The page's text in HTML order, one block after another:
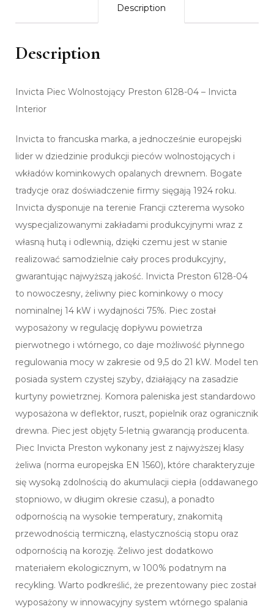
Description
Description
Invicta Piec Wolnostojący Preston 6128-04 – Invicta
Interior
Invicta to francuska marka, a jednocześnie europejski
lider w dziedzinie produkcji pieców wolnostojących i
wkładów kominkowych opalanych drewnem. Bogate
tradycje oraz doświadczenie firmy sięgają 1924 roku.
Invicta dysponuje na terenie Francji czterema wysoko
wyspecjalizowanymi zakładami produkcyjnymi wraz z
własną hutą i odlewnią, dzięki czemu jest w stanie
realizować samodzielnie cały proces produkcyjny,
gwarantując najwyższą jakość. Invicta Preston 6128-04
to nowoczesny, żeliwny piec kominkowy o mocy
nominalnej 14 kW i wydajności 75%. Piec został
wyposażony w regulację dopływu powietrza
pierwotnego i wtórnego, co daje możliwość płynnego
regulowania mocy w zakresie od 9,5 do 21 kW. Model ten
posiada system czystej szyby, działający na zasadzie
kurtyny powietrznej. Komora paleniska jest standardowo
wyposażona w deflektor, ruszt, popielnik oraz ogranicznik
drewna. Piec jest objęty 5-letnią gwarancją producenta.
Piec Invicta Preston wykonany jest z najwyższej klasy
żeliwa (norma europejska EN 1560), które charakteryzuje
się wysoką zdolnością do akumulacji ciepła (oddawanego
stopniowo, w długim okresie czasu), a ponadto
odpornością na wysokie temperatury, znakomitą
przewodnością termiczną, elastycznością stopu oraz
odpornością na korozję. Żeliwo jest dodatkowo
materiałem ekologicznym, w 100% podatnym na
recykling. Warto podkreślić, że prezentowany piec został
wyposażony w innowacyjny system wtórnego spalania